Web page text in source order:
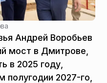
Андрей Воробьев
мост в Дмитрове,
в 2025 году,
2027-го,